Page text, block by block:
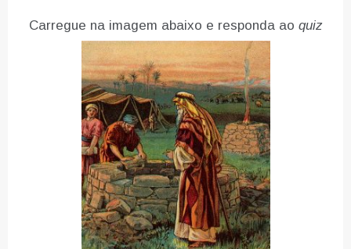
Carregue na imagem abaixo e responda ao quiz